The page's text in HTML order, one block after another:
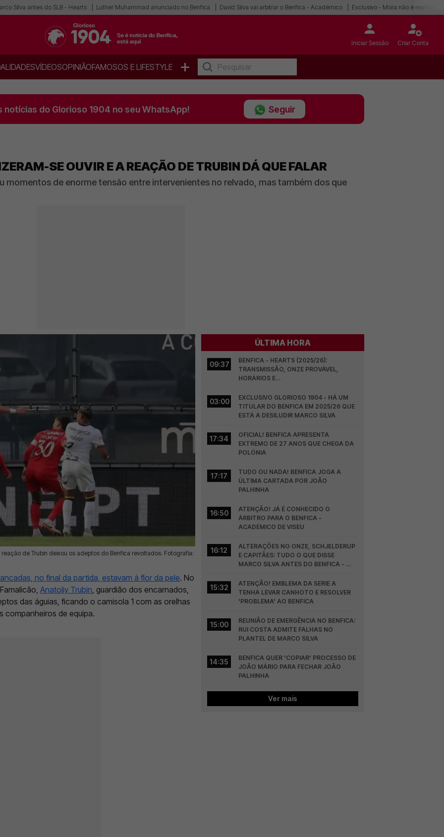
Silva antes do SLB - Hearts Luther Muhammad anunciado no Benfica David Silva vai arbitrar o Benfica - Académico Exclusivo - Mora não é realidade
Iniciar Sessão Criar Conta
VÍDEOSOPINIÃOFAMOSOS E LIFESTYLE +
notícias do Glorioso 1904 no seu WhatsApp! Seguir
SE OUVIR E A REAÇÃO DE TRUBIN DÁ QUE FALAR
momentos de enorme tensão entre intervenientes no relvado, mas também dos que
de Trubin deixou os adeptos do Benfica revoltados. Fotografia:
no final da partida, estavam à flor da pele. No
Anatoliy Trubin , guardião dos encarnados,
das águias, ficando o camisola 1 com as orelhas
companheiros de equipa.
ÚLTIMA HORA
09:37
BENFICA - HEARTS (2025/26):
TRANSMISSÃO, ONZE PROVÁVEL,
HORÁRIOS E…
03:00
EXCLUSIVO GLORIOSO 1904 - HÁ UM
TITULAR DO BENFICA EM 2025/26 QUE
ESTÁ A DESILUDIR MARCO SILVA
17:34
OFICIAL! BENFICA APRESENTA
EXTREMO DE 27 ANOS QUE CHEGA DA
POLÓNIA
17:17
TUDO OU NADA! BENFICA JOGA A
ÚLTIMA CARTADA POR JOÃO
PALHINHA
16:50
ATENÇÃO! JÁ É CONHECIDO O
ÁRBITRO PARA O BENFICA -
ACADÉMICO DE VISEU
16:12
ALTERAÇÕES NO ONZE, SCHJELDERUP
E CAPITÃES: TUDO O QUE DISSE
MARCO SILVA ANTES DO BENFICA -
15:32
ATENÇÃO! EMBLEMA DA SERIE A
TENHA LEVAR CANHOTO E RESOLVER
'PROBLEMA' AO BENFICA
15:00
REUNIÃO DE EMERGÊNCIA NO BENFICA:
RUI COSTA ADMITE FALHAS NO
PLANTEL DE MARCO SILVA
14:35
BENFICA QUER 'COPIAR' PROCESSO DE
JOÃO MÁRIO PARA FECHAR JOÃO
PALHINHA
Ver mais